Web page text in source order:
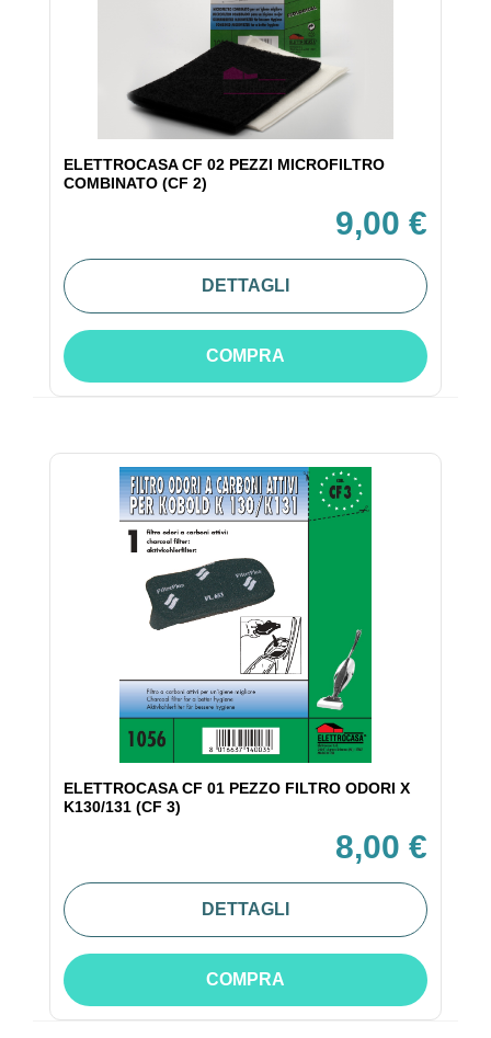
ELETTROCASA CF 02 PEZZI MICROFILTRO
COMBINATO (CF 2)
9,00 €
DETTAGLI
COMPRA
ELETTROCASA CF 01 PEZZO FILTRO ODORI X
K130/131 (CF 3)
8,00 €
DETTAGLI
COMPRA